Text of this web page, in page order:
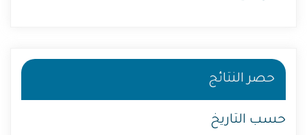
حصر النتائج
حسب التاريخ